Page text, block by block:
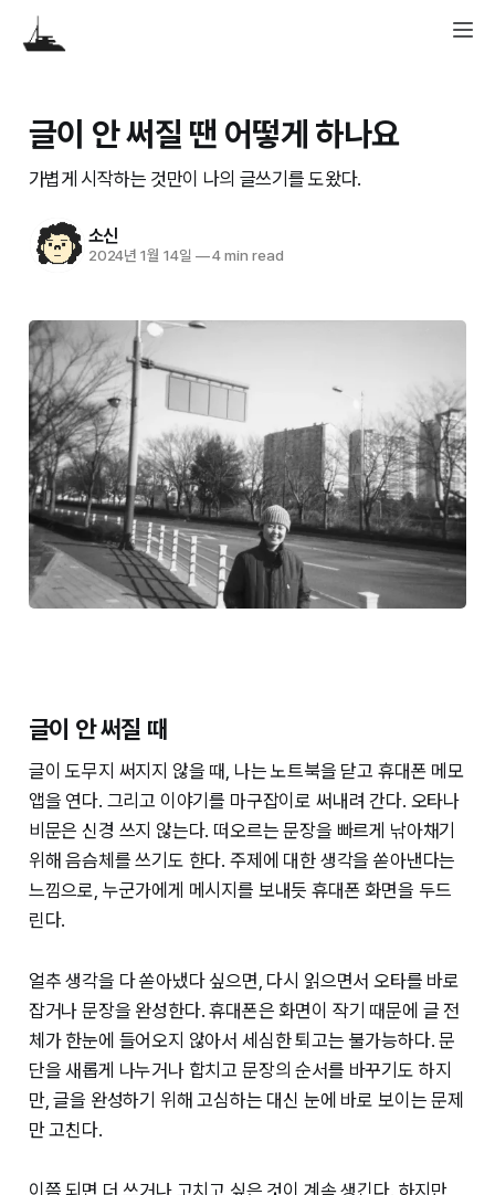
글이 안 써질 땐 어떻게 하나요
가볍게 시작하는 것만이 나의 글쓰기를 도왔다.
소신
2024년 1월 14일 —4 min read
글이 안 써질 때
글이 도무지 써지지 않을 때, 나는 노트북을 닫고 휴대폰 메모
앱을 연다. 그리고 이야기를 마구잡이로 써내려 간다. 오타나
비문은 신경 쓰지 않는다. 떠오르는 문장을 빠르게 낚아채기
위해 음슴체를 쓰기도 한다. 주제에 대한 생각을 쏟아낸다는
느낌으로, 누군가에게 메시지를 보내듯 휴대폰 화면을 두드
린다.
얼추 생각을 다 쏟아냈다 싶으면, 다시 읽으면서 오타를 바로
잡거나 문장을 완성한다. 휴대폰은 화면이 작기 때문에 글 전
체가 한눈에 들어오지 않아서 세심한 퇴고는 불가능하다. 문
단을 새롭게 나누거나 합치고 문장의 순서를 바꾸기도 하지
만, 글을 완성하기 위해 고심하는 대신 눈에 바로 보이는 문제
만 고친다.